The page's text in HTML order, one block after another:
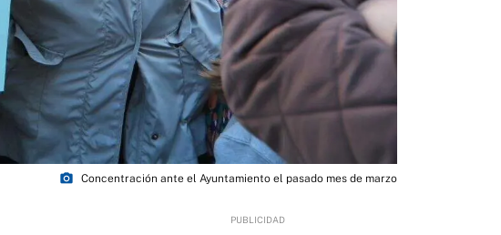
photo_camera Concentración ante el Ayuntamiento el pasado mes de marzo